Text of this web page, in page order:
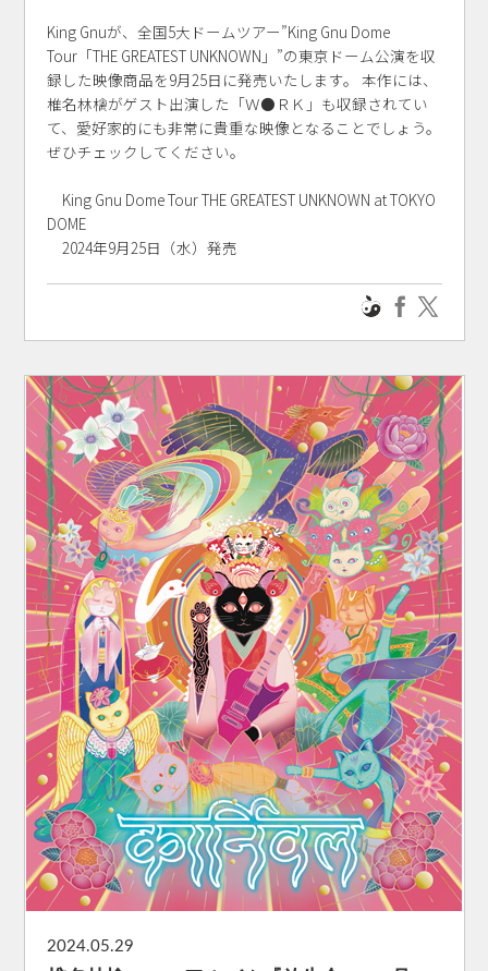
King Gnuが、全国5大ドームツアー”King Gnu Dome
Tour「THE GREATEST UNKNOWN」”の東京ドーム公演を収
録した映像商品を9月25日に発売いたします。 本作には、
椎名林檎がゲスト出演した「Ｗ●ＲＫ」も収録されてい
て、愛好家的にも非常に貴重な映像となることでしょう。
ぜひチェックしてください。
King Gnu Dome Tour THE GREATEST UNKNOWN at TOKYO
DOME
2024年9月25日（水）発売
2024.05.29